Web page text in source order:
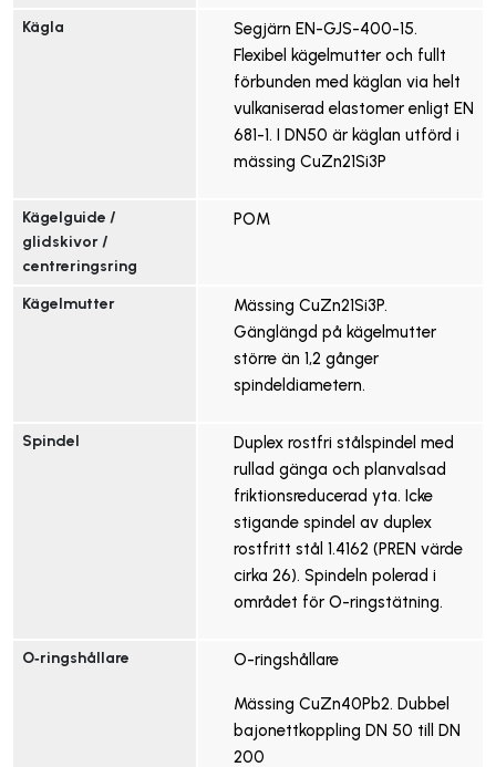
Kägla
Segjärn EN-GJS-400-15.
Flexibel kägelmutter och fullt
förbunden med käglan via helt
vulkaniserad elastomer enligt EN
681-1. I DN50 är käglan utförd i
mässing CuZn21Si3P
Kägelguide /
glidskivor /
centreringsring
POM
Kägelmutter
Mässing CuZn21Si3P.
Gänglängd på kägelmutter
större än 1,2 gånger
spindeldiametern.
Spindel
Duplex rostfri stålspindel med
rullad gänga och planvalsad
friktionsreducerad yta. Icke
stigande spindel av duplex
rostfritt stål 1.4162 (PREN värde
cirka 26). Spindeln polerad i
området för O-ringstätning.
O‑ringshållare O-ringshållare
Mässing CuZn40Pb2. Dubbel
bajonettkoppling DN 50 till DN
200